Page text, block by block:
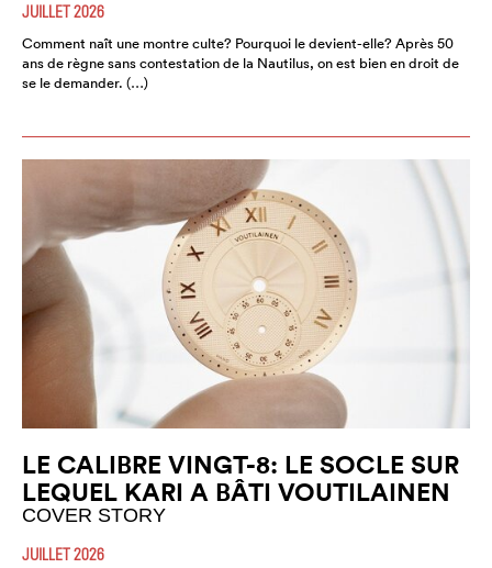
JUILLET 2026
Comment naît une montre culte? Pourquoi le devient-elle? Après 50
ans de règne sans contestation de la Nautilus, on est bien en droit de
se le demander. (…)
LE CALIBRE VINGT-8: LE SOCLE SUR
LEQUEL KARI A BÂTI VOUTILAINEN
COVER STORY
JUILLET 2026